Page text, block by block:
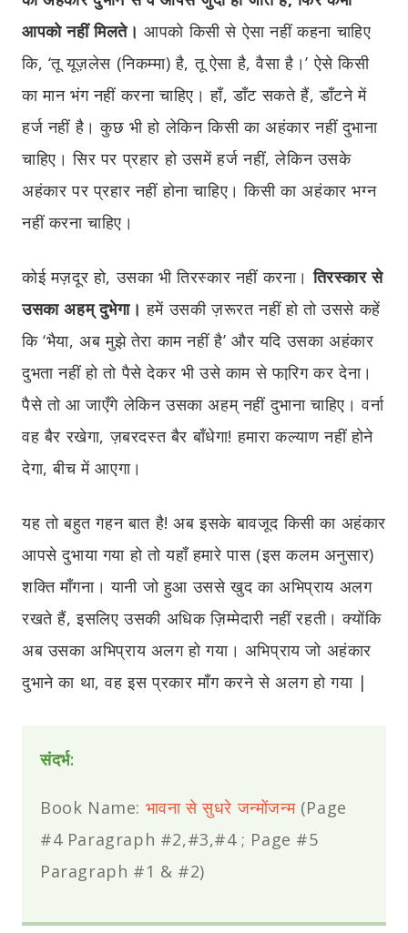
आपको नहीं मिलते। आपको किसी से ऐसा नहीं कहना चाहिए
कि, ‘तू यूज़लेस (निकम्मा) है, तू ऐसा है, वैसा है।’ ऐसे किसी
का मान भंग नहीं करना चाहिए। हाँ, डाँट सकते हैं, डाँटने में
हर्ज नहीं है। कुछ भी हो लेकिन किसी का अहंकार नहीं दुभाना
चाहिए। सिर पर प्रहार हो उसमें हर्ज नहीं, लेकिन उसके
अहंकार पर प्रहार नहीं होना चाहिए। किसी का अहंकार भग्न
नहीं करना चाहिए।
कोई मज़दूर हो, उसका भी तिरस्कार नहीं करना।तिरस्कार से
उसका अहम् दुभेगा।हमें उसकी ज़रूरत नहीं हो तो उससे कहें
कि ‘भैया, अब मुझे तेरा काम नहीं है’ और यदि उसका अहंकार
दुभता नहीं हो तो पैसे देकर भी उसे काम से फारि़ग कर देना।
पैसे तो आ जाएँगे लेकिन उसका अहम् नहीं दुभाना चाहिए। वर्ना
वह बैर रखेगा, ज़बरदस्त बैर बाँधेगा! हमारा कल्याण नहीं होने
देगा, बीच में आएगा।
यह तो बहुत गहन बात है! अब इसके बावजूद किसी का अहंकार
आपसे दुभाया गया हो तो यहाँ हमारे पास (इस कलम अनुसार)
शक्ति माँगना। यानी जो हुआ उससे खुद का अभिप्राय अलग
रखते हैं, इसलिए उसकी अधिक ज़िम्मेदारी नहीं रहती। क्योंकि
अब उसका अभिप्राय अलग हो गया। अभिप्राय जो अहंकार
दुभाने का था, वह इस प्रकार माँग करने से अलग हो गया |
संदर्भ:
Book Name: भावना से सुधरे जन्मोंजन्म(Page
#4 Paragraph #2,#3,#4 ; Page #5
Paragraph #1 & #2)